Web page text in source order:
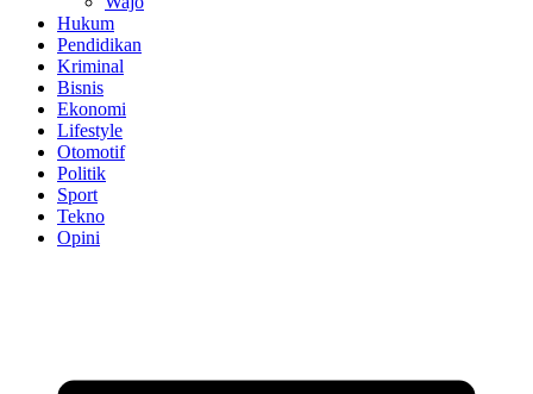
Hukum
Pendidikan
Kriminal
Bisnis
Ekonomi
Lifestyle
Otomotif
Politik
Sport
Tekno
Opini